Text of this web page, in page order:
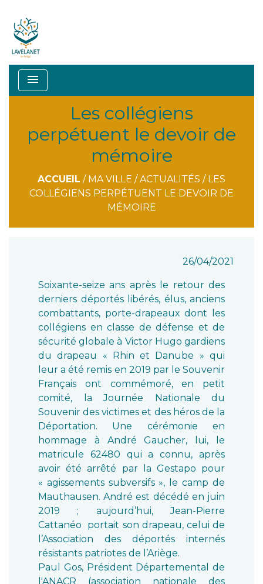
menu
Les collégiens
perpétuent le devoir de
mémoire
ACCUEIL / MA VILLE /ACTUALITÉS / LES
COLLÉGIENS PERPÉTUENT LE DEVOIR DE
MÉMOIRE
26/04/2021
Soixante-seize ans après le retour des
derniers déportés libérés, élus, anciens
combattants, porte-drapeaux dont les
collégiens en classe de défense et de
sécurité globale à Victor Hugo gardiens
du drapeau « Rhin et Danube » qui
leur a été remis en 2019 par le Souvenir
Français ont commémoré, en petit
comité, la Journée Nationale du
Souvenir des victimes et des héros de la
Déportation. Une cérémonie en
hommage à André Gaucher, lui, le
matricule 62480 qui a connu, après
avoir été arrêté par la Gestapo pour
« agissements subversifs », le camp de
Mauthausen. André est décédé en juin
2019 ; aujourd’hui, Jean-Pierre
Cattanéo portait son drapeau, celui de
l’Association des déportés internés
résistants patriotes de l’Ariège.
Paul Gos, Président Départemental de
l'ANACR (association nationale des